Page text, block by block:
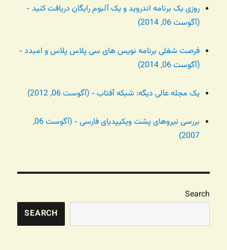
روزی یک برنامه اندروید و یک آلبوم رایگان دریافت کنید -
(آگوست 06, 2014)
فرصت شغلی برنامه نویس های سی پلاس پلاس و امبدد -
(آگوست 06, 2014)
یک مجله عالی دیگه: شبکه آفتاب - (آگوست 06, 2012)
بررسی نیروهای پشت ویکیپدیای فارسی - (آگوست 06,
2007)
Search
SEARCH